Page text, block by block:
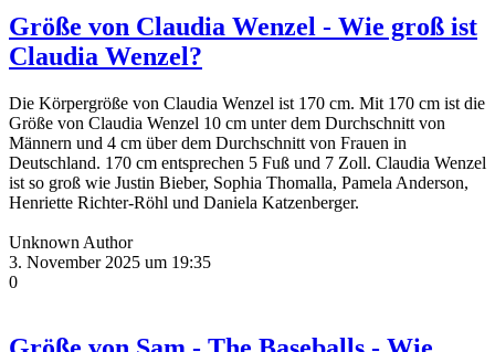
Größe von Claudia Wenzel - Wie groß ist
Claudia Wenzel?
Die Körpergröße von Claudia Wenzel ist 170 cm. Mit 170 cm ist die
Größe von Claudia Wenzel 10 cm unter dem Durchschnitt von
Männern und 4 cm über dem Durchschnitt von Frauen in
Deutschland. 170 cm entsprechen 5 Fuß und 7 Zoll. Claudia Wenzel
ist so groß wie Justin Bieber, Sophia Thomalla, Pamela Anderson,
Henriette Richter-Röhl und Daniela Katzenberger.
Unknown Author
3. November 2025 um 19:35
0